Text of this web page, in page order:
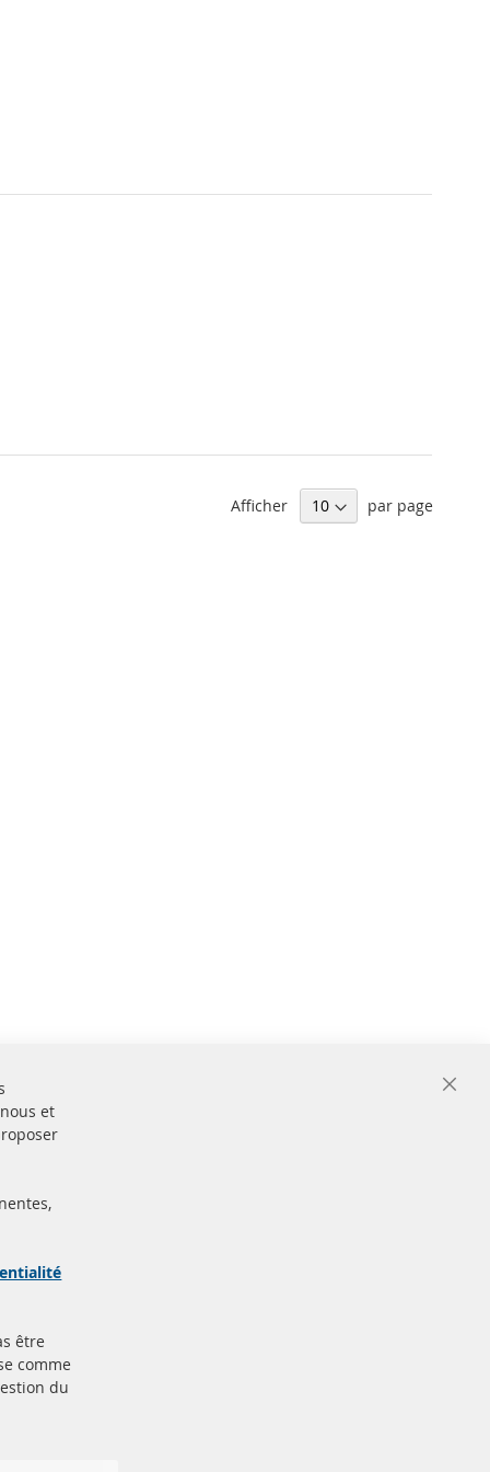
Afficher par page
Close
et
être
comme
du